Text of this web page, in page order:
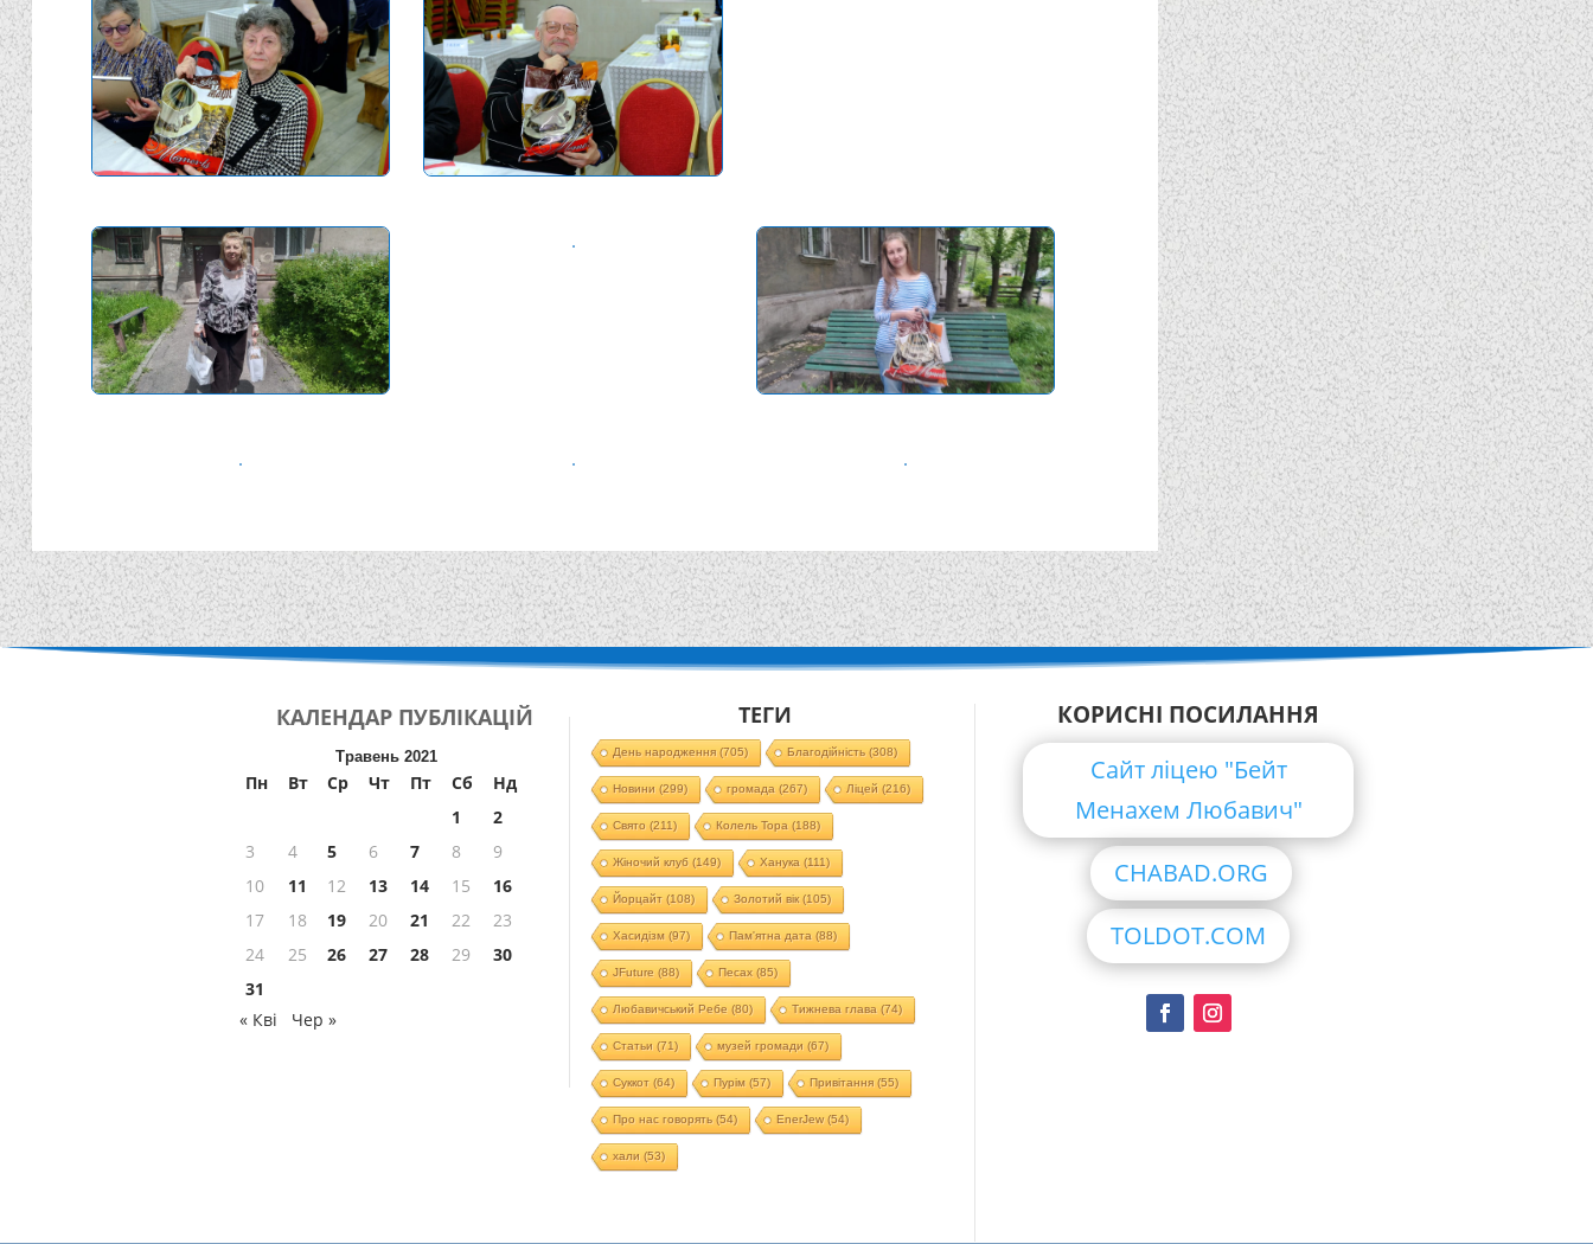
КАЛЕНДАР ПУБЛІКАЦІЙ
Травень 2021
Пн Вт Ср Чт Пт Сб
Нд
1
2
3
4 5 6 7 8
9
10
11 12 13 14 15
16
17
18 19 20 21 22
23
24
25 26 27 28 29
30
31
« Кві
Чер »
ТЕГИ
День народження(705) Благодійність (308)
Новини (299) громада (267) Ліцей (216)
Свято (211) Колель Тора (188)
Жіночий клуб (149) Ханука (111)
Йорцайт (108) Золотий вік(105)
Хасидізм (97) Пам'ятна дата (88)
JFuture (88) Песах(85)
Любавичський Ребе (80) Тижнева глава (74)
Статьи (71) музей громади (67)
Суккот (64) Пурім (57) Привітання(55)
Про нас говорять (54) EnerJew(54)
хали (53)
КОРИСНІ ПОСИЛАННЯ
Сайт ліцею "Бейт
Менахем Любавич"
CHABAD.ORG
TOLDOT.COM